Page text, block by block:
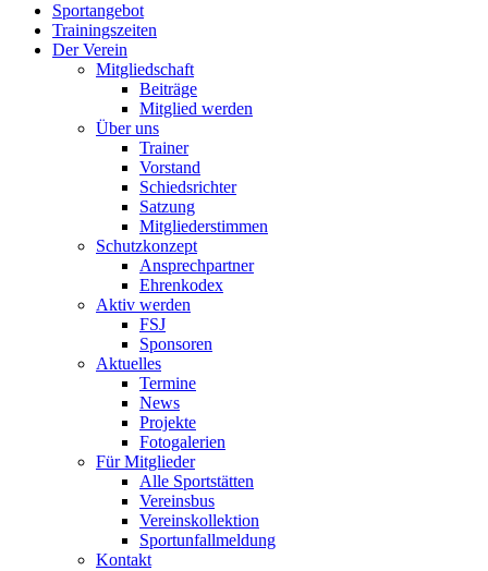
Sportangebot
Trainingszeiten
Der Verein
Mitgliedschaft
Beiträge
Mitglied werden
Über uns
Trainer
Vorstand
Schiedsrichter
Satzung
Mitgliederstimmen
Schutzkonzept
Ansprechpartner
Ehrenkodex
Aktiv werden
FSJ
Sponsoren
Aktuelles
Termine
News
Projekte
Fotogalerien
Für Mitglieder
Alle Sportstätten
Vereinsbus
Vereinskollektion
Sportunfallmeldung
Kontakt